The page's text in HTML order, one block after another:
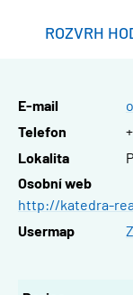
ROZVRH
E-mail
Telefon
Lokalita
Osobní web
http://katedra-
Usermap